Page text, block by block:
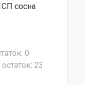
сосна
0
остаток: 23